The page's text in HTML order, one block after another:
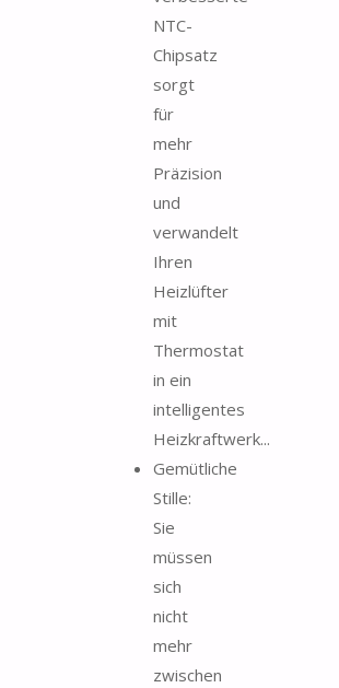
NTC-
Chipsatz
sorgt
für
mehr
Präzision
und
verwandelt
Ihren
Heizlüfter
mit
Thermostat
in ein
intelligentes
Heizkraftwerk...
Gemütliche
Stille:
Sie
müssen
sich
nicht
mehr
zwischen